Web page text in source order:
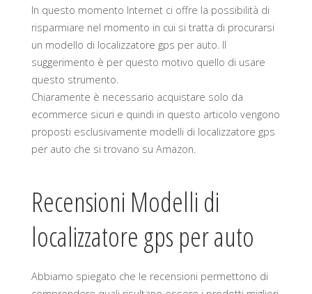
In questo momento Internet ci offre la possibilità di
risparmiare nel momento in cui si tratta di procurarsi
un modello di localizzatore gps per auto. Il
suggerimento è per questo motivo quello di usare
questo strumento.
Chiaramente è necessario acquistare solo da
ecommerce sicuri e quindi in questo articolo vengono
proposti esclusivamente modelli di localizzatore gps
per auto che si trovano su Amazon.
Recensioni Modelli di
localizzatore gps per auto
Abbiamo spiegato che le recensioni permettono di